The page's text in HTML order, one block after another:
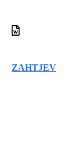
ZAHTJEV